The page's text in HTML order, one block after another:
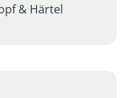
& Härtel